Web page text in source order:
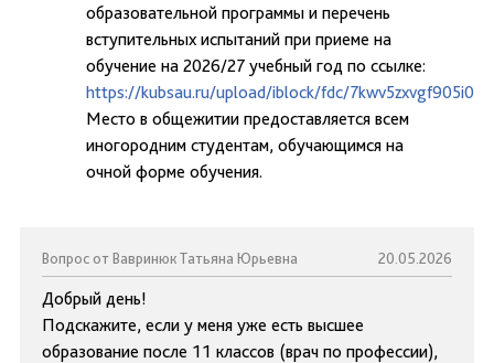
образовательной программы и перечень
вступительных испытаний при приеме на
обучение на 2026/27 учебный год по ссылке:
https://kubsau.ru/upload/iblock/fdc/
Место в общежитии предоставляется всем
иногородним студентам, обучающимся на
очной форме обучения.
Вопрос от Вавринюк Татьяна Юрьевна 20.05.2026
Добрый день!
Подскажите, если у меня уже есть высшее
образование после 11 классов (врач по профессии),